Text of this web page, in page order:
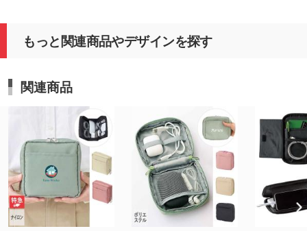
もっと関連商品やデザインを探す
関連商品